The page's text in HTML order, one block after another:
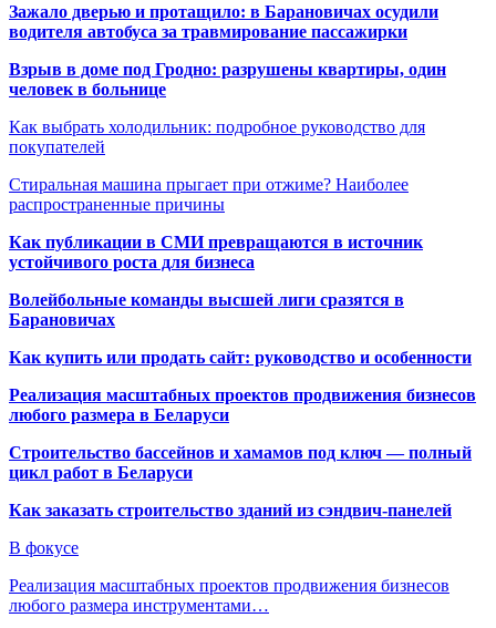
Зажало дверью и протащило: в Барановичах осудили
водителя автобуса за травмирование пассажирки
Взрыв в доме под Гродно: разрушены квартиры, один
человек в больнице
Как выбрать холодильник: подробное руководство для
покупателей
Стиральная машина прыгает при отжиме? Наиболее
распространенные причины
Как публикации в СМИ превращаются в источник
устойчивого роста для бизнеса
Волейбольные команды высшей лиги сразятся в
Барановичах
Как купить или продать сайт: руководство и особенности
Реализация масштабных проектов продвижения бизнесов
любого размера в Беларуси
Строительство бассейнов и хамамов под ключ — полный
цикл работ в Беларуси
Как заказать строительство зданий из сэндвич-панелей
В фокусе
Реализация масштабных проектов продвижения бизнесов
любого размера инструментами…